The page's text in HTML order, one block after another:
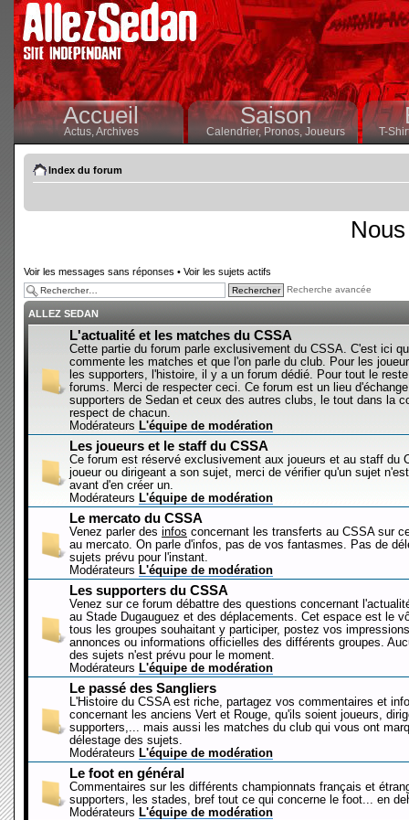
Accueil
Actus,Archives
Saison
Calendrier,Pronos, Joueurs T-
Index du forum
Voir les messages sans réponses • Voir les sujets actifs
Recherche avancée
ALLEZ SEDAN
L'actualité et les matches du CSSA
Cette partie du forum parle exclusivement du CSSA. C'est ici
commente les matches et que l'on parle du club. Pour les
les supporters, l'histoire, il y a un forum dédié. Pour tout le
forums. Merci de respecter ceci. Ce forum est un lieu
supporters de Sedan et ceux des autres clubs, le tout dans la
respect de chacun.
Modérateurs L'équipe de modération
Les joueurs et le staff du CSSA
Ce forum est réservé exclusivement aux joueurs et au staff du
joueur ou dirigeant a son sujet, merci de vérifier qu'un sujet
avant d'en créer un.
Modérateurs L'équipe de modération
Le mercato du CSSA
Venez parler des infos concernant les transferts au CSSA sur
au mercato. On parle d'infos, pas de vos fantasmes. Pas de
sujets prévu pour l'instant.
Modérateurs L'équipe de modération
Les supporters du CSSA
Venez sur ce forum débattre des questions concernant
au Stade Dugauguez et des déplacements. Cet espace est le
tous les groupes souhaitant y participer, postez vos
annonces ou informations officielles des différents groupes.
des sujets n'est prévu pour le moment.
Modérateurs L'équipe de modération
Le passé des Sangliers
L'Histoire du CSSA est riche, partagez vos commentaires et
concernant les anciens Vert et Rouge, qu'ils soient joueurs,
supporters,... mais aussi les matches du club qui vous ont
délestage des sujets.
Modérateurs L'équipe de modération
Le foot en général
Commentaires sur les différents championnats français et
supporters, les stades, bref tout ce qui concerne le foot... en
Modérateurs L'équipe de modération